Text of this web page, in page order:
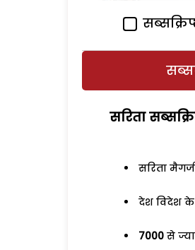
सरिता
सरिता
देश विदेश के
7000 से